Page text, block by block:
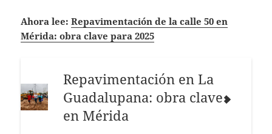
Ahora lee:Repavimentación de la calle 50 en
Mérida: obra clave para 2025
Repavimentación en La
Guadalupana: obra clave
en Mérida